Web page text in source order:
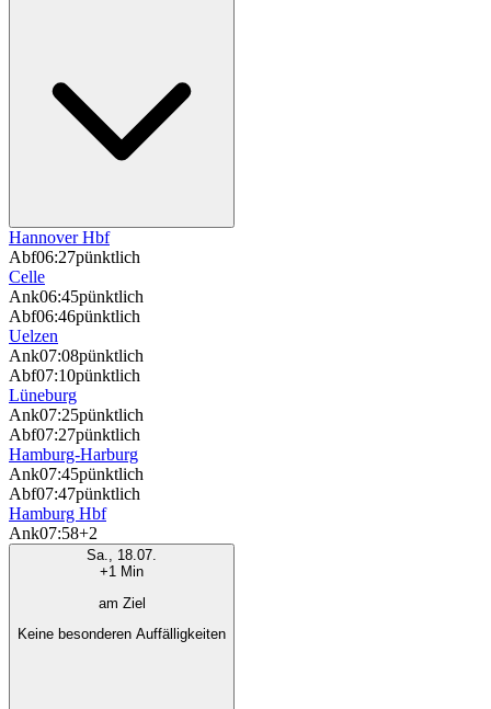
Hannover Hbf
Abf06:27pünktlich
Celle
Ank06:45pünktlich
Abf06:46pünktlich
Uelzen
Ank07:08pünktlich
Abf07:10pünktlich
Lüneburg
Ank07:25pünktlich
Abf07:27pünktlich
Hamburg-Harburg
Ank07:45pünktlich
Abf07:47pünktlich
Hamburg Hbf
Ank07:58+2
Sa., 18.07.
+1 Min
am Ziel
Keine besonderen Auffälligkeiten